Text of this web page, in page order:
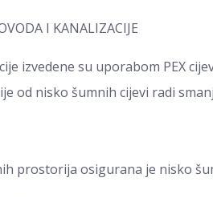
I KANALIZACIJE
izvedene su uporabom PEX
od nisko šumnih cijevi radi
prostorija osigurana je nisko